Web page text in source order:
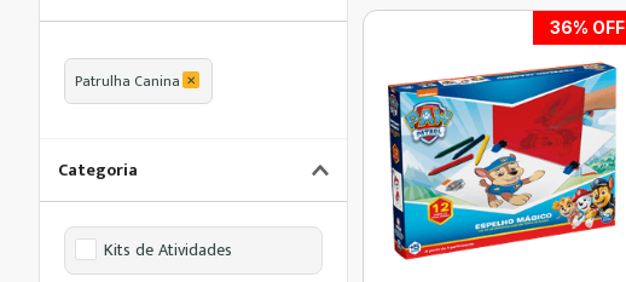
Patrulha Canina
Categoria
Kits de Atividades
36% OFF